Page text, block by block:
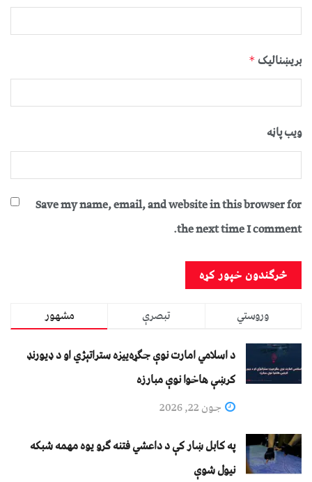
بریښنالیک *
ویب پاڼه
Save my name, email, and website in this browser for
the next time I comment.
مشهور تبصرې
وروستي
د اسلامي امارت نوې جګړه‌ییزه ستراتېژي او د ډیورنډ
کرښې هاخوا نوې مبارزه
جون 22, 2026
په کابل ښار کې د داعشي فتنه ګرو يوه مهمه شبکه
نيول شوې